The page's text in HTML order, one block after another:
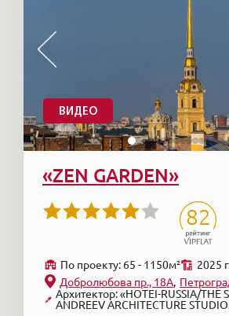
ВИДЕО
«ZEN GARDEN»
82
По проекту: 65 - 1150м² 2025
Архитектор: «HОTEI-RUSSIA/THE
ANDREEV ARCHITECTURE
Добролюбова пр., 18А